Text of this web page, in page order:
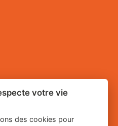
votre vie
des cookies pour